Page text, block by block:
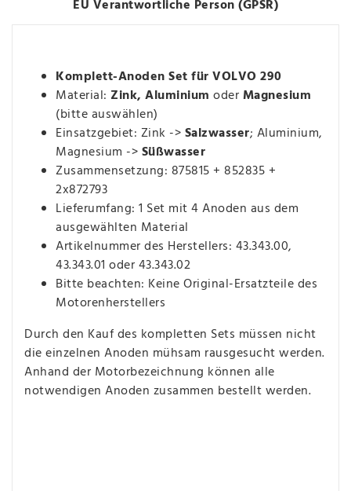
EU Verantwortliche Person (GPSR)
Komplett-Anoden Set für VOLVO 290
Material: Zink, Aluminium oderMagnesium
(bitte auswählen)
Einsatzgebiet: Zink ->Salzwasser; Aluminium,
Magnesium ->Süßwasser
Zusammensetzung: 875815 + 852835 +
2x872793
Lieferumfang: 1 Set mit 4 Anoden aus dem
ausgewählten Material
Artikelnummer des Herstellers: 43.343.00,
43.343.01 oder 43.343.02
Bitte beachten: Keine Original-Ersatzteile des
Motorenherstellers
Durch den Kauf des kompletten Sets müssen nicht
die einzelnen Anoden mühsam rausgesucht werden.
Anhand der Motorbezeichnung können alle
notwendigen Anoden zusammen bestellt werden.